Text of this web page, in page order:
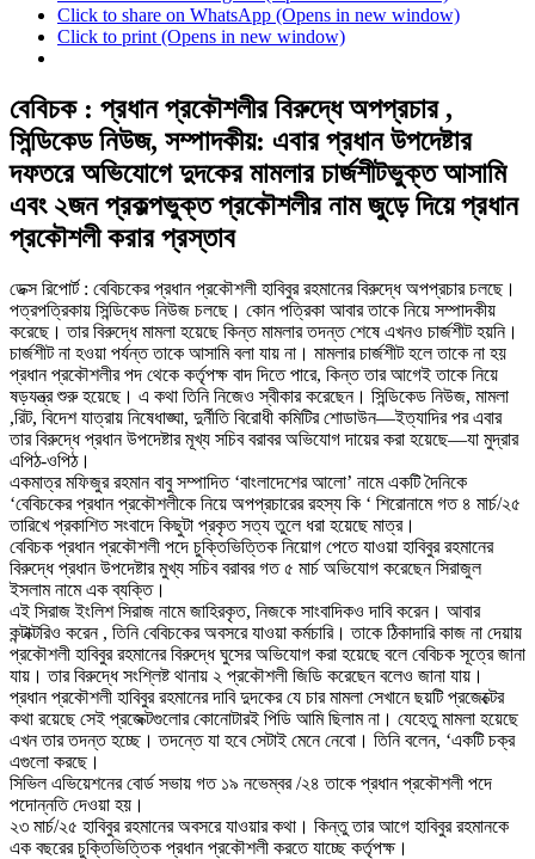
Click to share on WhatsApp (Opens in new window)
Click to print (Opens in new window)
বেবিচক : প্রধান প্রকৌশলীর বিরুদ্ধে অপপ্রচার ,
সিন্ডিকেড নিউজ, সম্পাদকীয়: এবার প্রধান উপদেষ্টার
দফতরে অভিযোগে দুদকের মামলার চার্জশীটভুক্ত আসামি
এবং ২জন প্রকল্পভুক্ত প্রকৌশলীর নাম জুড়ে দিয়ে প্রধান
প্রকৌশলী করার প্রস্তাব
ডেক্স রিপোর্ট : বেবিচকের প্রধান প্রকৌশলী হাবিবুর রহমানের বিরুদ্ধে অপপ্রচার চলছে।
পত্রপত্রিকায় সিন্ডিকেড নিউজ চলছে। কোন পত্রিকা আবার তাকে নিয়ে সম্পাদকীয়
করেছে। তার বিরুদ্ধে মামলা হয়েছে কিন্ত মামলার তদন্ত শেষে এখনও চার্জশীট হয়নি।
চার্জশীট না হওয়া পর্যন্ত তাকে আসামি বলা যায় না। মামলার চার্জশীট হলে তাকে না হয়
প্রধান প্রকৌশলীর পদ থেকে কর্তৃপক্ষ বাদ দিতে পারে, কিন্ত তার আগেই তাকে নিয়ে
ষড়যন্ত্র শুরু হয়েছে। এ কথা তিনি নিজেও স্বীকার করেছেন। সিন্ডিকেড নিউজ, মামলা
,রিট, বিদেশ যাত্রায় নিষেধাঙ্ঘা, দুর্নীতি বিরোধী কমিটির শোডাউন—ইত্যাদির পর এবার
তার বিরুদ্ধে প্রধান উপদেষ্টার মূখ্য সচিব বরাবর অভিযোগ দায়ের করা হয়েছে—যা মুদ্রার
এপিঠ-ওপিঠ।
একমাত্র মফিজুর রহমান বাবু সম্পাদিত ‘বাংলাদেশের আলো’ নামে একটি দৈনিকে
‘বেবিচকের প্রধান প্রকৌশলীকে নিয়ে অপপ্রচারের রহস্য কি ‘ শিরোনামে গত ৪ মার্চ/২৫
তারিখে প্রকাশিত সংবাদে কিছুটা প্রকৃত সত্য তুলে ধরা হয়েছে মাত্র।
বেবিচক প্রধান প্রকৌশলী পদে চুক্তিভিত্তিক নিয়োগ পেতে যাওয়া হাবিবুর রহমানের
বিরুদ্ধে প্রধান উপদেষ্টার মুখ্য সচিব বরাবর গত ৫ মার্চ অভিযোগ করেছেন সিরাজুল
ইসলাম নামে এক ব্যক্তি।
এই সিরাজ ইংলিশ সিরাজ নামে জাহিরকৃত, নিজকে সাংবাদিকও দাবি করেন। আবার
কন্টাক্টরিও করেন , তিনি বেবিচকের অবসরে যাওয়া কর্মচারি। তাকে ঠিকাদারি কাজ না দেয়ায়
প্রকৌশলী হাবিবুর রহমানের বিরুদ্ধে ঘুসের অভিযোগ করা হয়েছে বলে বেবিচক সূত্রে জানা
যায়। তার বিরুদ্ধে সংশ্লিষ্ট থানায় ২ প্রকৌশলী জিডি করেছেন বলেও জানা যায়।
প্রধান প্রকৌশলী হাবিবুর রহমানের দাবি দুদকের যে চার মামলা সেখানে ছয়টি প্রজেক্টের
কথা রয়েছে সেই প্রজেক্টগুলোর কোনোটারই পিডি আমি ছিলাম না। যেহেতু মামলা হয়েছে
এখন তার তদন্ত হচ্ছে। তদন্তে যা হবে সেটাই মেনে নেবো। তিনি বলেন, ‘একটি চক্র
এগুলো করছে।
সিভিল এভিয়েশনের বোর্ড সভায় গত ১৯ নভেম্বর /২৪ তাকে প্রধান প্রকৌশলী পদে
পদোন্নতি দেওয়া হয়।
২৩ মার্চ/২৫ হাবিবুর রহমানের অবসরে যাওয়ার কথা। কিন্তু তার আগে হাবিবুর রহমানকে
এক বছরের চুক্তিভিত্তিক প্রধান প্রকৌশলী করতে যাচ্ছে কর্তৃপক্ষ।